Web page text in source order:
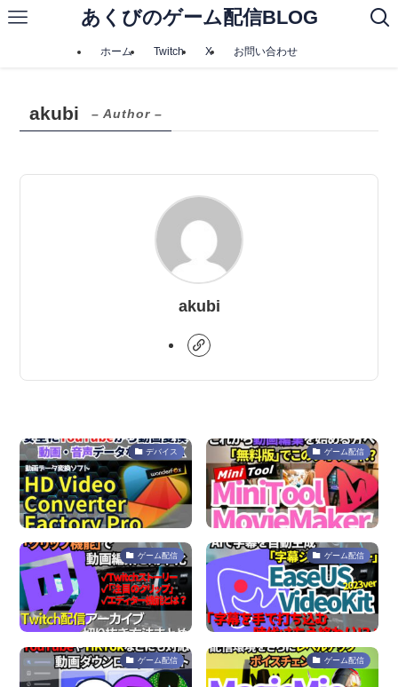
あくびのゲーム配信BLOG
ホーム Twitch X お問い合わせ
akubi – Author –
akubi
デバイス ゲーム配信
ゲーム配信 ゲーム配信
ゲーム配信 ゲーム配信